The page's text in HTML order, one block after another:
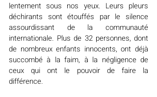
lentement sous nos yeux. Leurs pleurs
déchirants sont étouffés par le silence
assourdissant de la communauté
internationale. Plus de 32 personnes, dont
de nombreux enfants innocents, ont déjà
succombé à la faim, à la négligence de
ceux qui ont le pouvoir de faire la
différence.